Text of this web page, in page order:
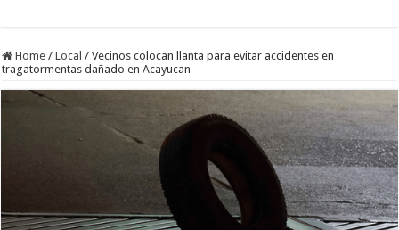
Home / Local / Vecinos colocan llanta para evitar accidentes en
tragatormentas dañado en Acayucan